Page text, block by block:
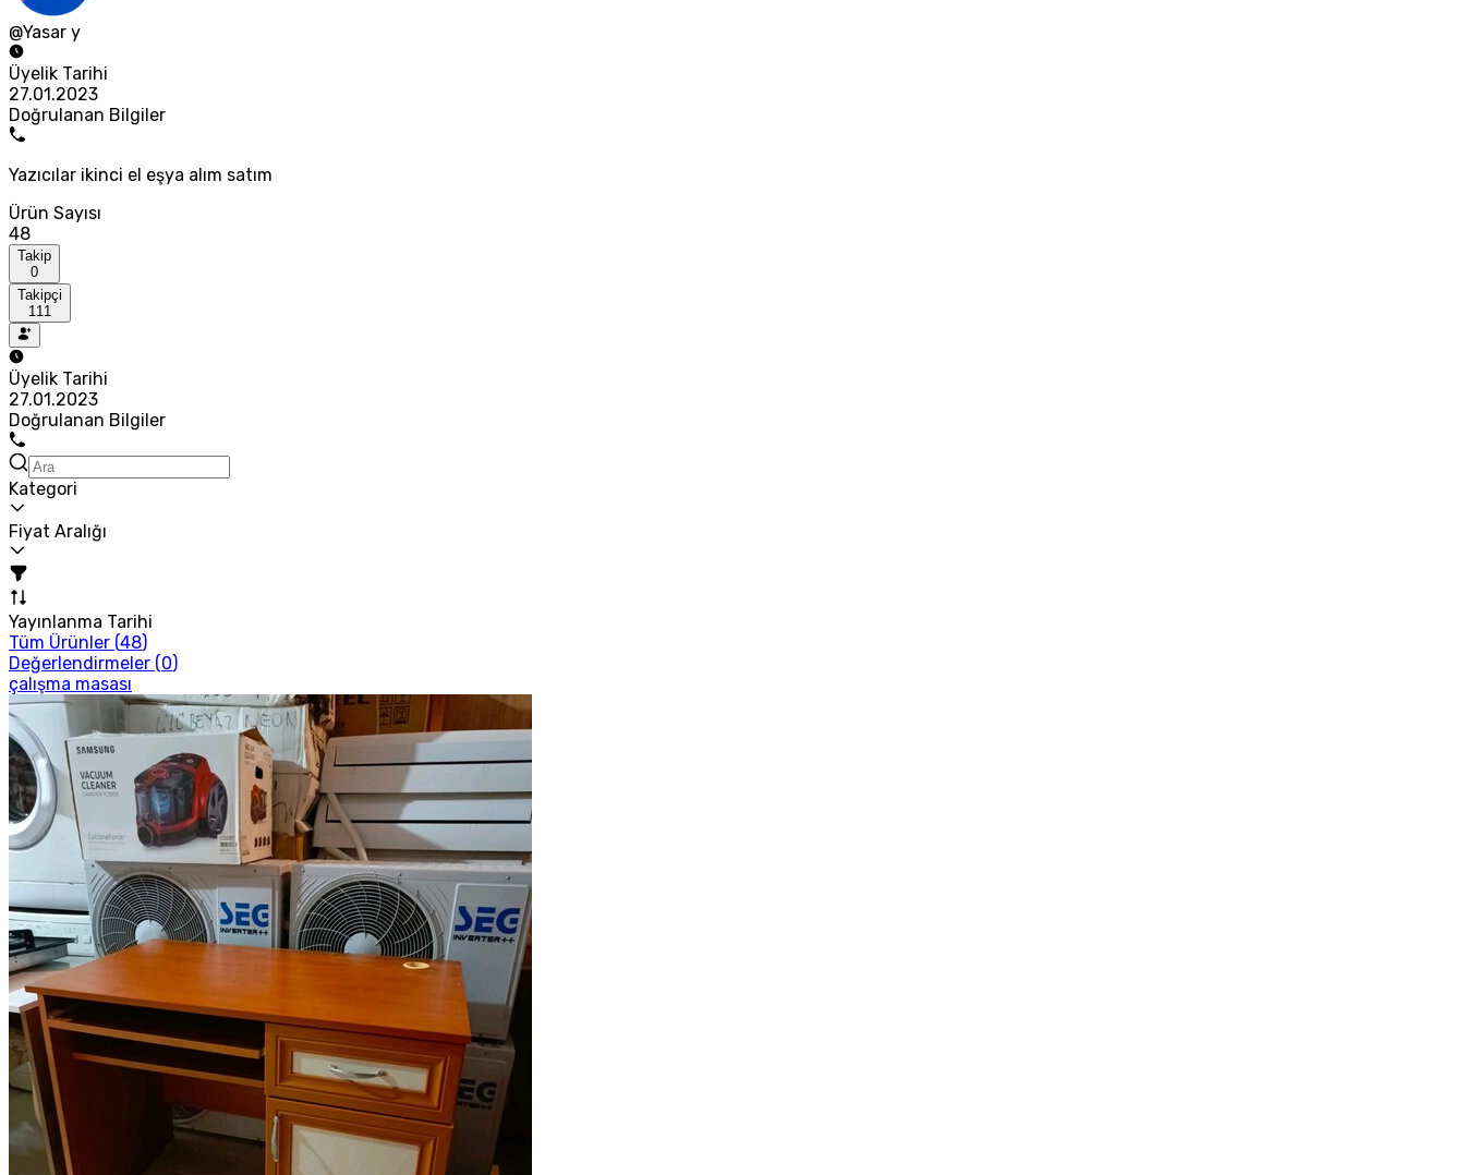
@Yasar y
Üyelik Tarihi
27.01.2023
Doğrulanan Bilgiler
Yazıcılar ikinci el eşya alım satım
Ürün Sayısı
48
Takip
0
Takipçi
111
Üyelik Tarihi
27.01.2023
Doğrulanan Bilgiler
Kategori
Fiyat Aralığı
Yayınlanma Tarihi
Tüm Ürünler (48)
Değerlendirmeler (0)
çalışma masası